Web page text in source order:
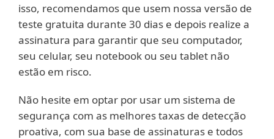
isso, recomendamos que usem nossa versão de
teste gratuita durante 30 dias e depois realize a
assinatura para garantir que seu computador,
seu celular, seu notebook ou seu tablet não
estão em risco.
Não hesite em optar por usar um sistema de
segurança com as melhores taxas de detecção
proativa, com sua base de assinaturas e todos